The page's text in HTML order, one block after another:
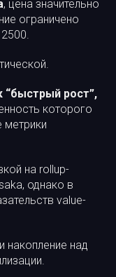
, цена значительно
ограничено
“быстрый рост”,
которого
метрики
на rollup-
однако в
value-
накопление над